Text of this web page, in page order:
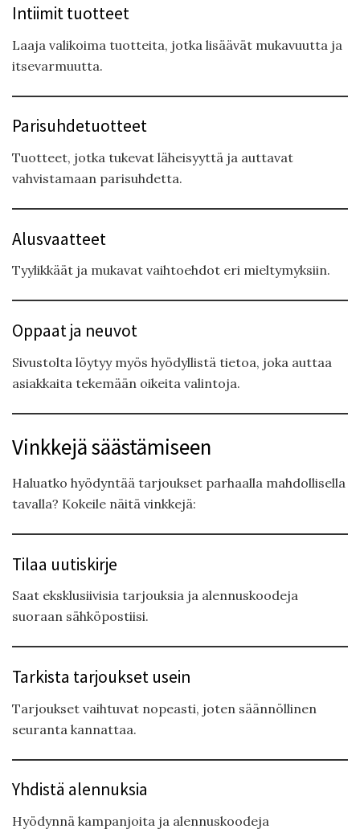
Intiimit tuotteet
Laaja valikoima tuotteita, jotka lisäävät mukavuutta ja
itsevarmuutta.
Parisuhdetuotteet
Tuotteet, jotka tukevat läheisyyttä ja auttavat
vahvistamaan parisuhdetta.
Alusvaatteet
Tyylikkäät ja mukavat vaihtoehdot eri mieltymyksiin.
Oppaat ja neuvot
Sivustolta löytyy myös hyödyllistä tietoa, joka auttaa
asiakkaita tekemään oikeita valintoja.
Vinkkejä säästämiseen
Haluatko hyödyntää tarjoukset parhaalla mahdollisella
tavalla? Kokeile näitä vinkkejä:
Tilaa uutiskirje
Saat eksklusiivisia tarjouksia ja alennuskoodeja
suoraan sähköpostiisi.
Tarkista tarjoukset usein
Tarjoukset vaihtuvat nopeasti, joten säännöllinen
seuranta kannattaa.
Yhdistä alennuksia
Hyödynnä kampanjoita ja alennuskoodeja